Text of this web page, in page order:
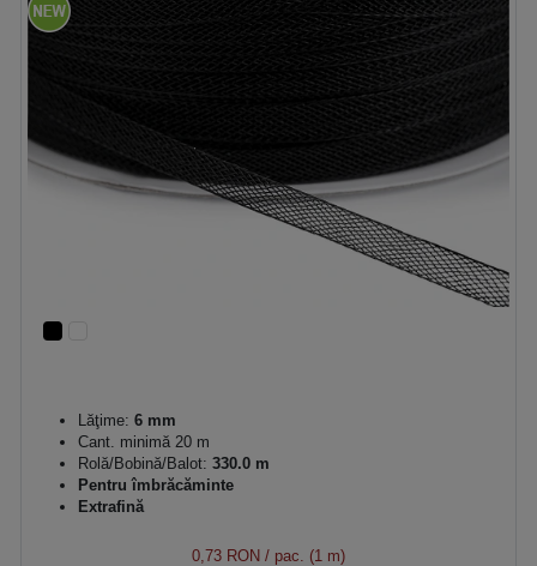
Lăţime: 6 mm
Cant. minimă 20 m
Rolă/Bobină/Balot: 330.0 m
Pentru îmbrăcăminte
Extrafină
0,73 RON / pac. (1 m)